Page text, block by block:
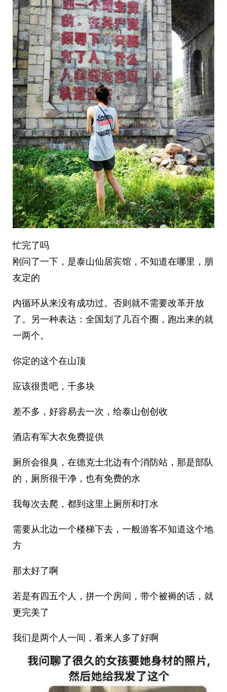
忙完了吗
刚问了一下，是泰山仙居宾馆，不知道在哪里，朋
友定的
内循环从来没有成功过。否则就不需要改革开放
了。另一种表达：全国划了几百个圈，跑出来的就
一两个。 ​​​
你定的这个在山顶
应该很贵吧，千多块
差不多，好容易去一次，给泰山创创收
酒店有军大衣免费提供
厕所会很臭，在德克士北边有个消防站，那是部队
的，厕所很干净，也有免费的水
我每次去爬，都到这里上厕所和打水
需要从北边一个楼梯下去，一般游客不知道这个地
方
那太好了啊
若是有四五个人，拼一个房间，带个被褥的话，就
更完美了
我们是两个人一间，看来人多了好啊